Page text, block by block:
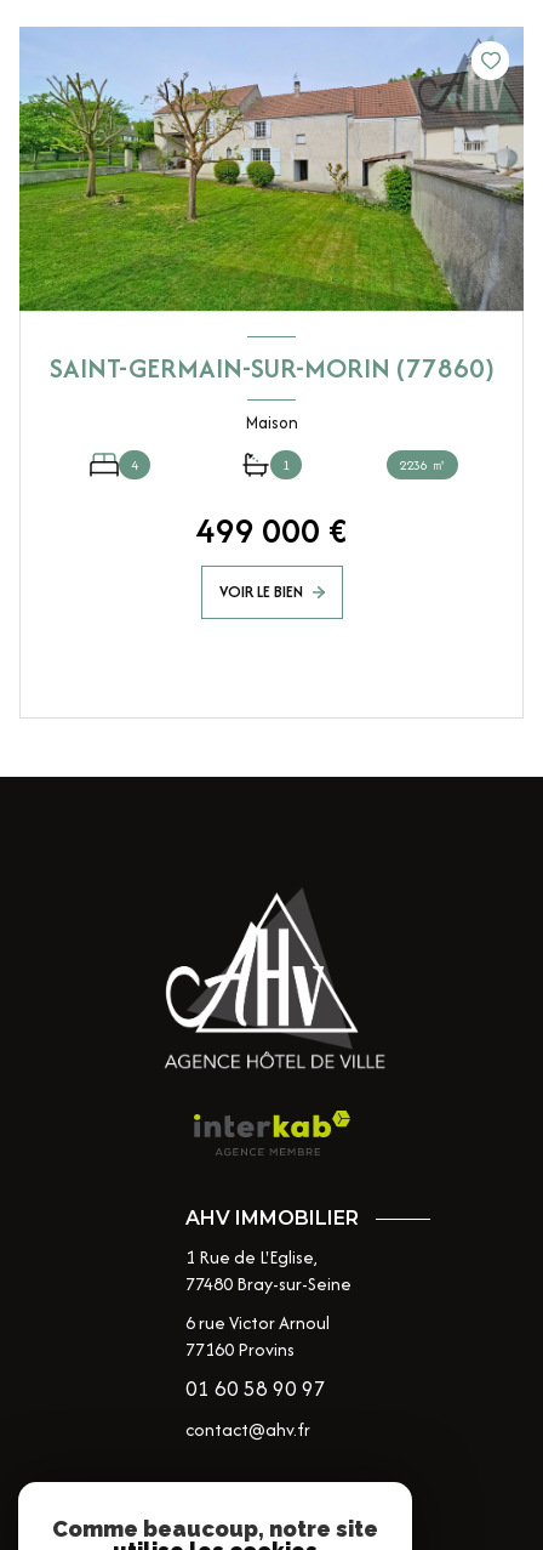
SAINT-GERMAIN-SUR-MORIN (77860)
Maison
4 1 2236 ㎡
499 000 €
VOIR LE BIEN
AHV IMMOBILIER
1 Rue de L'Eglise,
77480Bray-sur-Seine
6 rue Victor Arnoul
77160 Provins
01 60 58 90 97
contact@ahv.fr
NOS RÉSEAUX
Comme beaucoup, notre site